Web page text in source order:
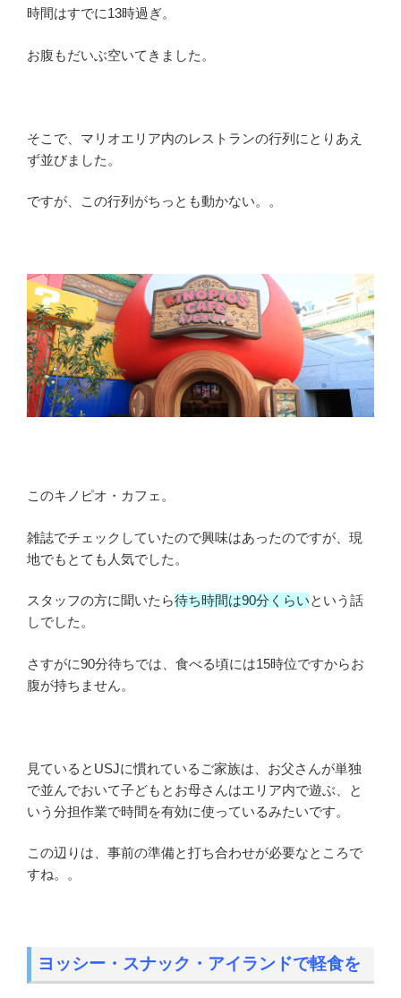
時間はすでに13時過ぎ。
お腹もだいぶ空いてきました。
そこで、マリオエリア内のレストランの行列にとりあえ
ず並びました。
ですが、この行列がちっとも動かない。。
このキノピオ・カフェ。
雑誌でチェックしていたので興味はあったのですが、現
地でもとても人気でした。
スタッフの方に聞いたら待ち時間は90分くらいという話
しでした。
さすがに90分待ちでは、食べる頃には15時位ですからお
腹が持ちません。
見ているとUSJに慣れているご家族は、お父さんが単独
で並んでおいて子どもとお母さんはエリア内で遊ぶ、と
いう分担作業で時間を有効に使っているみたいです。
この辺りは、事前の準備と打ち合わせが必要なところで
すね。。
ヨッシー・スナック・アイランドで軽食を